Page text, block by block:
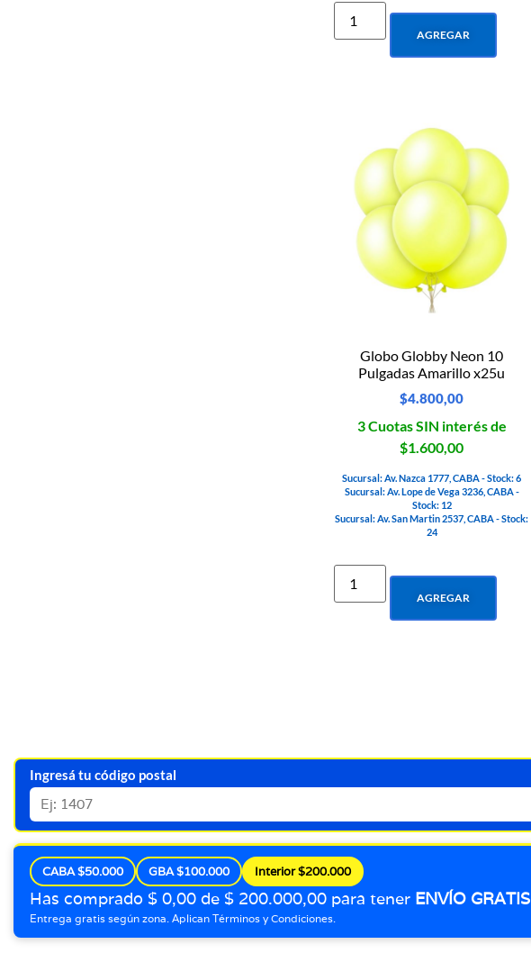
AGREGAR
Globo Globby Neon 10
Pulgadas Amarillo x25u
$4.800,00
3 Cuotas SIN interés de
$1.600,00
Sucursal: Av. Nazca 1777, CABA - Stock: 6
Sucursal: Av. Lope de Vega 3236, CABA -
Stock: 12
Sucursal: Av. San Martin 2537, CABA - Stock:
24
AGREGAR
Ingresá tu código postal
CABA $50.000 GBA $100.000 Interior $200.000
Has comprado $ 0,00 de $ 200.000,00 para tener ENVÍO GRATIS
Entrega gratis según zona. Aplican Términos y Condiciones.